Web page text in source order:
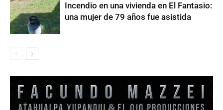
Incendio en una vivienda en El Fantasio:
una mujer de 79 años fue asistida